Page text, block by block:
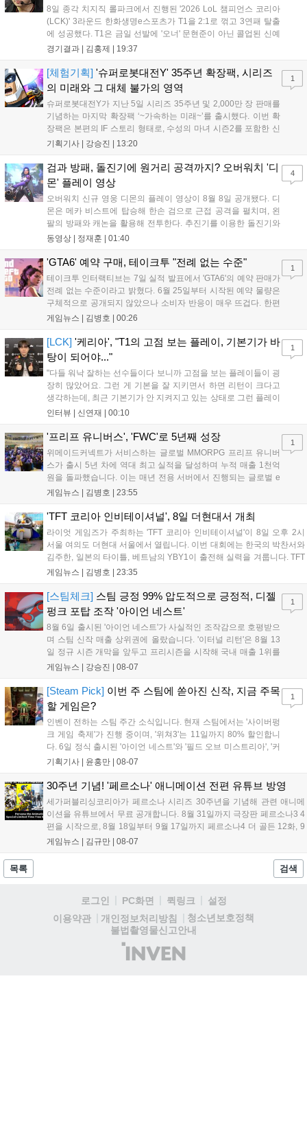
8일 종각 치지직 롤파크에서 진행된 '2026 LoL 챔피언스 코리아
(LCK)' 3라운드 한화생명e스포츠가 T1을 2:1로 꺾고 3연패 탈출
에 성공했다. T1은 금일 선발에 '오너' 문현준이 아닌 콜업된 신예
'페인터' 김은후를 투입했지만, 결국 1:2로 패배하고 말았다. T1은
을 빼냈다....
경기결과 | 김홍제 19:37
[체험기획] '슈퍼로봇대전Y' 35주년 확장팩, 시리즈
의 미래와 그 대체 불가의 영역
슈퍼로봇대전Y가 지난 5일 시리즈 35주년 및 2,000만 장 판매를
기념하는 마지막 확장팩 ‘~가속하는 미래~’를 출시했다. 이번 확
장팩은 본편의 IF 스토리 형태로, 수성의 마녀 시즌2를 포함한 신
규 참전작과 크로스오버 합체기를 선보이며 작품을 완결 짓는다.
하는 몰입감 있는 서사와 조합을 구현하며 시리즈의 미래를 향한
새로운 가능성을 제시했다....
기획기사 | 강승진 13:20
1
검과 방패, 돌진기에 원거리 공격까지? 오버워치 '디
몬' 플레이 영상
오버워치 신규 영웅 디몬의 플레이 영상이 8월 8일 공개됐다. 디
몬은 메카 비스트에 탑승해 한손 검으로 근접 공격을 펼치며, 왼
팔의 방패와 캐논을 활용해 전투한다. 추진기를 이용한 돌진기와
참격 형태의 궁극기를 보유했고, 메카 파괴 시 맨몸으로 기관총을
산의 영웅들 업데이트를 통해 정식 출시될 예정이다....
동영상 | 정재훈 01:40
4
'GTA6' 예약 구매, 테이크투 "전례 없는 수준"
테이크투 인터랙티브는 7일 실적 발표에서 'GTA6'의 예약 판매가
전례 없는 수준이라고 밝혔다. 6월 25일부터 시작된 예약 물량은
구체적으로 공개되지 않았으나 소비자 반응이 매우 뜨겁다. 한편
11월 19일 PS5와 Xbox 시리즈 X|S로 정식 출시될 예정이며, 록
상 'Grand Theft Auto VI: An Extended Look'을 최초 공개할 계획
이다....
게임뉴스 | 김병호 00:26
1
[LCK] '케리아', "T1의 고점 보는 플레이, 기본기가 바
탕이 되어야..."
"다들 워낙 잘하는 선수들이다 보니까 고점을 보는 플레이들이 굉
장히 많았어요. 그런 게 기본을 잘 지키면서 하면 리턴이 크다고
생각하는데, 최근 기본기가 안 지켜지고 있는 상태로 그런 플레이
를 추구하다 보니까 팀적으로 안 좋은 사고가 계속 많이 났던 것
LoL 챔피언스 코리아(LCK)'...
인터뷰 | 신연재 00:10
1
'프리프 유니버스', 'FWC'로 5년째 성장
위메이드커넥트가 서비스하는 글로벌 MMORPG 프리프 유니버
스가 출시 5년 차에 역대 최고 실적을 달성하며 누적 매출 1천억
원을 돌파했습니다. 이는 매년 전용 서버에서 진행되는 글로벌 e
스포츠 대회 FWC의 영향이 큽니다. FWC는 이용자가 동일한 조
은 전년 대비 매출과 이용자 지표가 대폭 상승하는 성과를 냈습니
다. 오는 10월 필리핀 마닐라에서 총상금 11만 달러 규모의 제4회
FWC 그랜드 파이널이 개최될 예정이며, 위메이드커넥트는 이를
통해 커뮤니티 중심의 장기 성장 모델을 지속할 방침입니다....
게임뉴스 | 김병호 23:55
1
'TFT 코리아 인비테이셔널', 8일 더현대서 개최
라이엇 게임즈가 주최하는 'TFT 코리아 인비테이셔널'이 8일 오후 2시
서울 여의도 더현대 서울에서 열립니다. 이번 대회에는 한국의 박찬서와
김주한, 일본의 타이틀, 베트남의 YBY1이 출전해 실력을 겨룹니다. TFT
는 소속팀 없이 개인 자격으로 참가하는 독특한 대회 구조를 가지며, 누
17일까지 이어지는 이번 행사는 신규 세트 체험과 공연 등 다양한 즐길
거리를 제공하며, 이후 현대백화점 판교점에서도 행사가 이어질 예정입
니다. 연말에는 라스베이거스 오픈이 개최됩니다....
게임뉴스 | 김병호 23:35
[스팀체크] 스팀 긍정 99% 압도적으로 긍정적, 디젤
펑크 포탑 조작 '아이언 네스트'
8월 6일 출시된 '아이언 네스트'가 사실적인 조작감으로 호평받으
며 스팀 신작 매출 상위권에 올랐습니다. '이터널 리턴'은 8월 13
일 정규 시즌 개막을 앞두고 프리시즌을 시작해 국내 매출 1위를
기록했습니다. 25주년을 맞은 '고스트 리콘' 시리즈는 8월 6일 쇼
'마블 투혼: 파이팅 소울즈'와 레트로 수리 시뮬레이션 '리스토
리'도 스팀에 정식 출시되었습니다....
게임뉴스 | 강승진 08-07
1
[Steam Pick] 이번 주 스팀에 쏟아진 신작, 지금 주목
할 게임은?
인벤이 전하는 스팀 주간 소식입니다. 현재 스팀에서는 '사이버펑
크 게임 축제'가 진행 중이며, '위쳐3'는 11일까지 80% 할인합니
다. 6일 정식 출시된 '아이언 네스트'와 '필드 오브 미스트리아', '커
세어 코브'가 호평받고 있습니다. 한편, 7일 출시된 '마블 투혼'은
다. 유비소프트의 '고스트리콘: 와일드랜드'는 7년 만의 대규모 업
데이트 '라스트 라이츠'와 함께 95% 할인 중입니다....
기획기사 | 윤홍만 08-07
1
30주년 기념! '페르소나' 애니메이션 전편 유튜브 방영
세가퍼블리싱코리아가 페르소나 시리즈 30주년을 기념해 관련 애니메
이션을 유튜브에서 무료 공개합니다. 8월 31일까지 극장판 페르소나3 4
편을 시작으로, 8월 18일부터 9월 17일까지 페르소나4 더 골든 12화, 9
월 15일부터 10월 14일까지 페르소나5 시리즈가 순차 공개됩니다. 또한
게임뉴스 | 김규만 08-07
목록 검색
로그인 PC화면 퀵링크
설정
이용약관
개인정보처리방침
청소년보호정책
불법촬영물신고안내
(주)
인